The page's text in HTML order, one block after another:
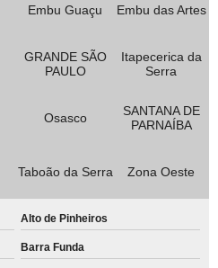
Embu Guaçu Embu das Artes
GRANDE SÃO
PAULO
Itapecerica da
Serra
Osasco
SANTANA DE
PARNAÍBA
Taboão da Serra Zona Oeste
Alto de Pinheiros
Barra Funda